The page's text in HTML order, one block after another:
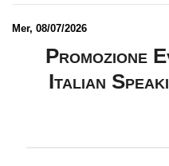
Mer, 08/07/2026
Promozione
Italian